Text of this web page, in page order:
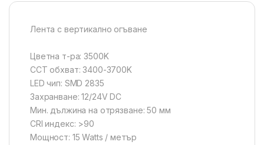
Лента с вертикално огъване
Цветна т-ра: 3500K
CCT обхват: 3400-3700K
LED чип: SMD 2835
Захранване: 12/24V DC
Мин. дължина на отрязване: 50 мм
CRI индекс: >90
Мощност: 15 Watts / метър